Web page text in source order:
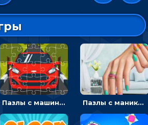
Пазлы с машинами Форд: собирать картинки и открывать новые Пазлы с маникюром: собери идеальный рисунок для ногтей